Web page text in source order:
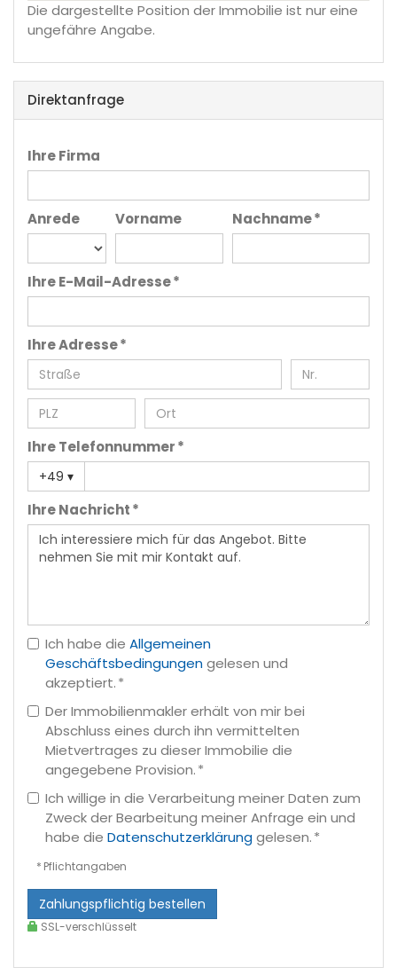
Die dargestellte Position der Immobilie ist nur eine
ungefähre Angabe.
Direktanfrage
Ihre Firma
Anrede Vorname Nachname *
Ihre E-Mail-Adresse *
Ihre Adresse *
Ihre Telefonnummer *
+49 ▾
Ihre Nachricht *
Ich habe die Allgemeinen
Geschäftsbedingungengelesen und
akzeptiert. *
Der Immobilienmakler erhält von mir bei
Abschluss eines durch ihn vermittelten
Mietvertrages zu dieser Immobilie die
angegebene Provision. *
Ich willige in die Verarbeitung meiner Daten zum
Zweck der Bearbeitung meiner Anfrage ein und
habe die Datenschutzerklärunggelesen. *
* Pflichtangaben
Zahlungspflichtig bestellen
SSL-verschlüsselt